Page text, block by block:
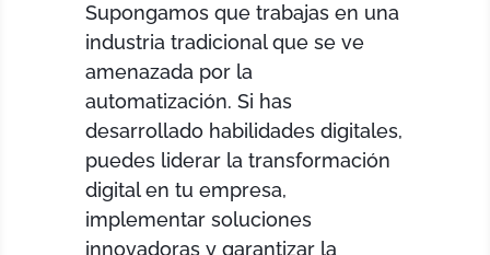
Supongamos que trabajas en una
industria tradicional que se ve
amenazada por la
automatización. Si has
desarrollado habilidades digitales,
puedes liderar la transformación
digital en tu empresa,
implementar soluciones
innovadoras y garantizar la